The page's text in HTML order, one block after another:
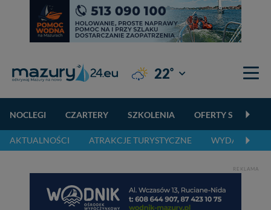
22° Giżycko
NOCLEGI CZARTERY SZKOLENIA OFERTY
AKTUALNOŚCI ATRAKCJE TURYSTYCZNE WYDARZENIA
REKLAMA